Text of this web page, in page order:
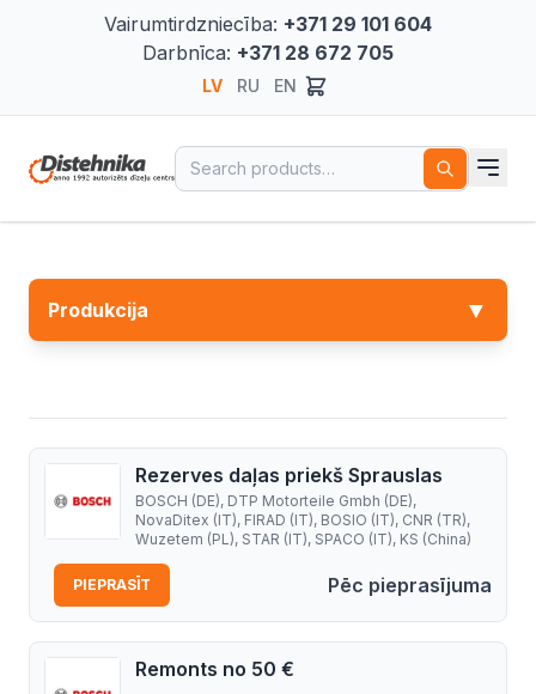
Vairumtirdzniecība: +371 29 101 604
Darbnīca: +371 28 672 705
LV RU EN
Search for:
Produkcija ▼
Rezerves daļas priekš Sprauslas
BOSCH (DE), DTP Motorteile Gmbh (DE),
NovaDitex (IT), FIRAD (IT), BOSIO (IT), CNR (TR),
Wuzetem (PL), STAR (IT), SPACO (IT), KS (China)
Pēc pieprasījuma
PIEPRASĪT
Remonts no 50 €